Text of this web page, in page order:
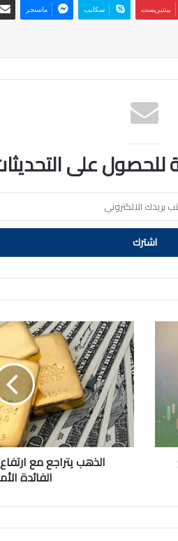
بينتيريست سكايب ماسنجر
للحصول على
الذهب
يتراجع
مع
ارتفاع
الدولار
بعد
خفض
الفائدة
الأمريكية
الذهب يتراجع مع
الفائدة